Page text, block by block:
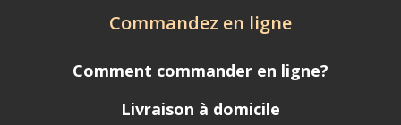
Commandez en ligne
Comment commander en ligne?
Livraison à domicile